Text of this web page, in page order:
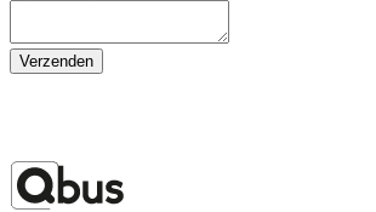
Verzenden